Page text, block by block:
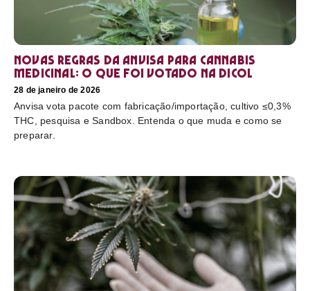
Novas regras da Anvisa para cannabis
medicinal: o que foi votado na Dicol
28 de janeiro de 2026
Anvisa vota pacote com fabricação/importação, cultivo ≤0,3%
THC, pesquisa e Sandbox. Entenda o que muda e como se
preparar.